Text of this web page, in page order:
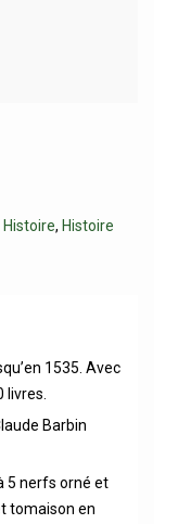
Histoire, Histoire
1535. Avec
livres.
Barbin
5 nerfs orné et
tomaison en